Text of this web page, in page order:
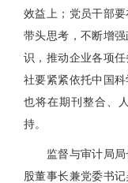
效益上；党员干部
带头思考，不断增
识，推动企业各项
社要紧紧依托中国
也将在期刊整合、
持。
监督与审计局局
股董事长兼党委书